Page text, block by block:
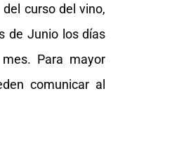
curso del vino,
de Junio los días
Para mayor
comunicar al